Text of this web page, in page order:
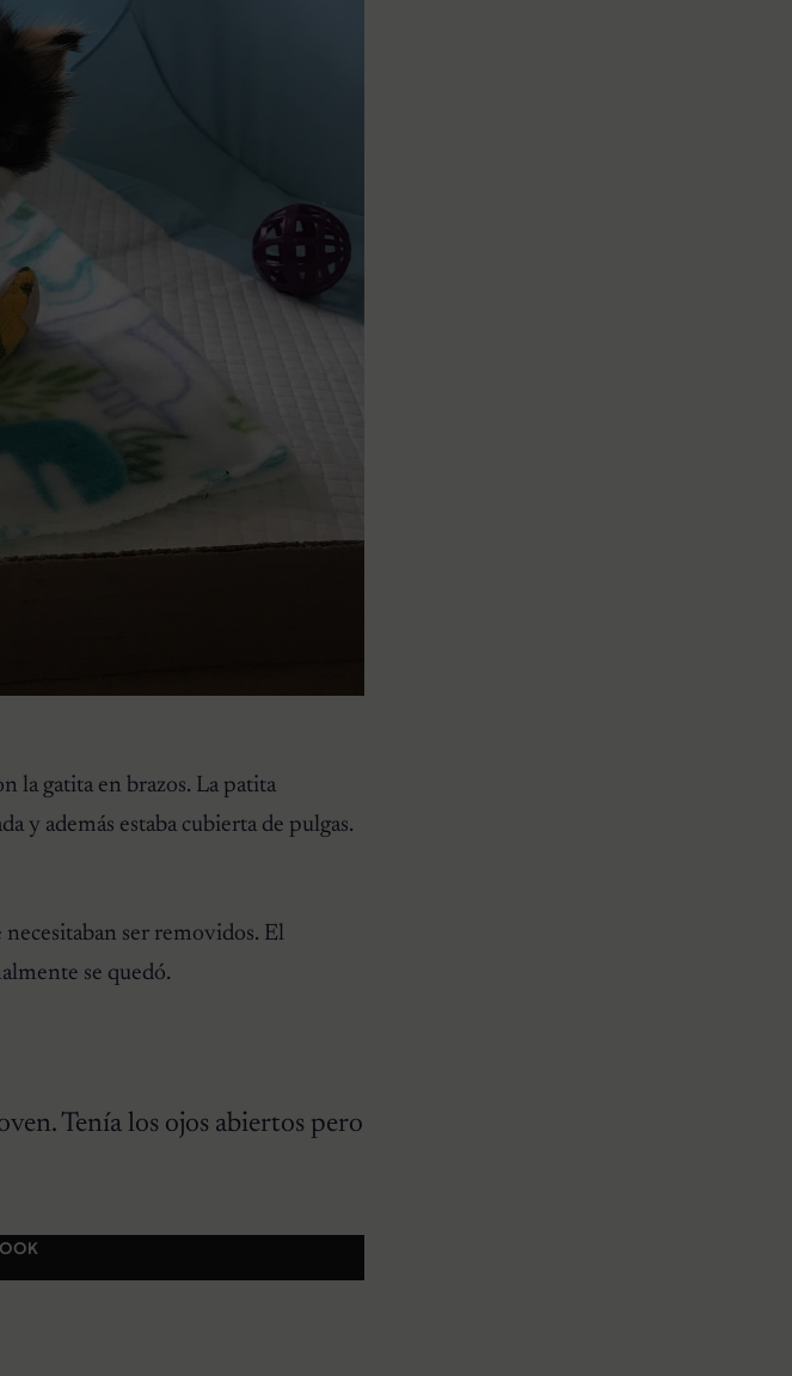
la gatita en brazos. La patita
y además estaba cubierta de pulgas.
necesitaban ser removidos. El
se quedó.
Tenía los ojos abiertos pero